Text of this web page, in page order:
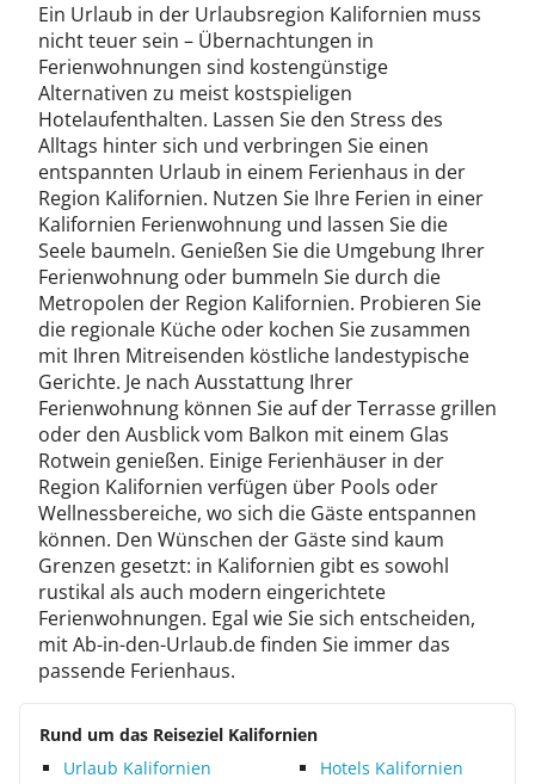
Ein Urlaub in der Urlaubsregion Kalifornien muss
nicht teuer sein – Übernachtungen in
Ferienwohnungen sind kostengünstige
Alternativen zu meist kostspieligen
Hotelaufenthalten. Lassen Sie den Stress des
Alltags hinter sich und verbringen Sie einen
entspannten Urlaub in einem Ferienhaus in der
Region Kalifornien. Nutzen Sie Ihre Ferien in einer
Kalifornien Ferienwohnung und lassen Sie die
Seele baumeln. Genießen Sie die Umgebung Ihrer
Ferienwohnung oder bummeln Sie durch die
Metropolen der Region Kalifornien. Probieren Sie
die regionale Küche oder kochen Sie zusammen
mit Ihren Mitreisenden köstliche landestypische
Gerichte. Je nach Ausstattung Ihrer
Ferienwohnung können Sie auf der Terrasse grillen
oder den Ausblick vom Balkon mit einem Glas
Rotwein genießen. Einige Ferienhäuser in der
Region Kalifornien verfügen über Pools oder
Wellnessbereiche, wo sich die Gäste entspannen
können. Den Wünschen der Gäste sind kaum
Grenzen gesetzt: in Kalifornien gibt es sowohl
rustikal als auch modern eingerichtete
Ferienwohnungen. Egal wie Sie sich entscheiden,
mit Ab-in-den-Urlaub.de finden Sie immer das
passende Ferienhaus.
Rund um das Reiseziel Kalifornien
Urlaub Kalifornien
Hotels Kalifornien